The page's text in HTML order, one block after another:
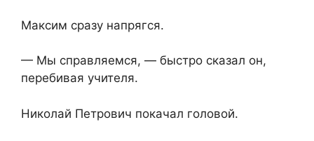
Максим сразу напрягся.
— Мы справляемся, — быстро сказал он,
перебивая учителя.
Николай Петрович покачал головой.